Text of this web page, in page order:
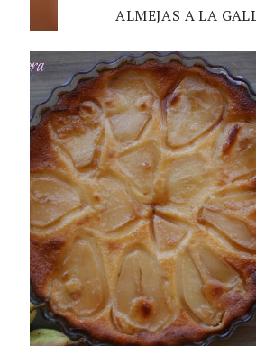
ALMEJAS A LA